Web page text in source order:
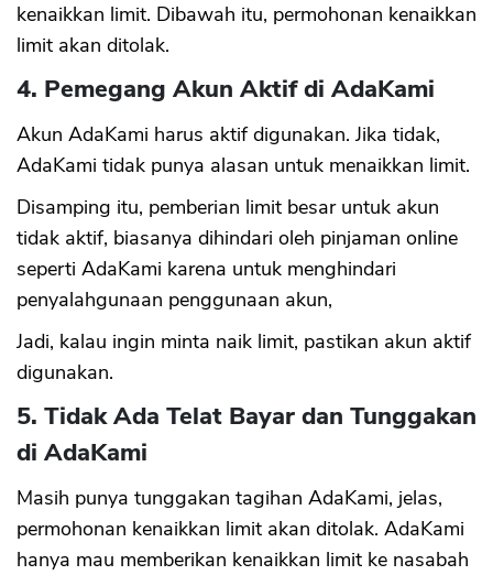
kenaikkan limit. Dibawah itu, permohonan kenaikkan
limit akan ditolak.
4. Pemegang Akun Aktif di AdaKami
Akun AdaKami harus aktif digunakan. Jika tidak,
AdaKami tidak punya alasan untuk menaikkan limit.
Disamping itu, pemberian limit besar untuk akun
tidak aktif, biasanya dihindari oleh pinjaman online
seperti AdaKami karena untuk menghindari
penyalahgunaan penggunaan akun,
Jadi, kalau ingin minta naik limit, pastikan akun aktif
digunakan.
5. Tidak Ada Telat Bayar dan Tunggakan
di AdaKami
Masih punya tunggakan tagihan AdaKami, jelas,
permohonan kenaikkan limit akan ditolak. AdaKami
hanya mau memberikan kenaikkan limit ke nasabah